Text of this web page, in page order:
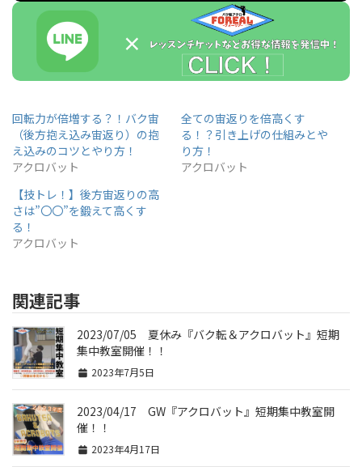
回転力が倍増する？！バク宙
（後方抱え込み宙返り）の抱
え込みのコツとやり方！
アクロバット
全ての宙返りを倍高くす
る！？引き上げの仕組みとや
り方！
アクロバット
【技トレ！】後方宙返りの高
さは”〇〇”を鍛えて高くす
る！
アクロバット
関連記事
2023/07/05 夏休み『バク転＆アクロバット』短期
集中教室開催！！
2023年7月5日
2023/04/17 GW『アクロバット』短期集中教室開
催！！
2023年4月17日